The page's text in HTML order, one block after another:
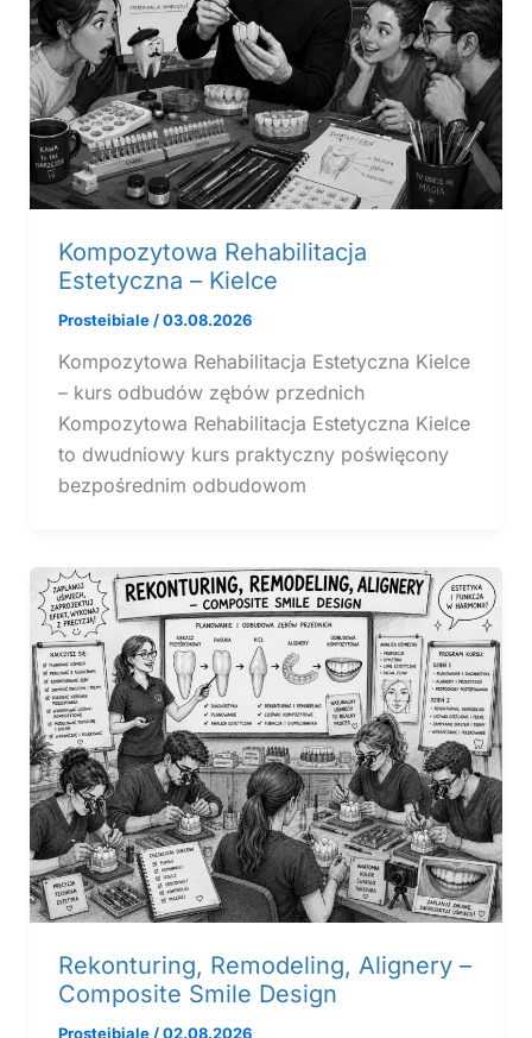
Kompozytowa Rehabilitacja
Estetyczna – Kielce
Prosteibiale /03.08.2026
Kompozytowa Rehabilitacja Estetyczna Kielce
– kurs odbudów zębów przednich
Kompozytowa Rehabilitacja Estetyczna Kielce
to dwudniowy kurs praktyczny poświęcony
bezpośrednim odbudowom
Rekonturing, Remodeling, Alignery –
Composite Smile Design
Prosteibiale /02.08.2026